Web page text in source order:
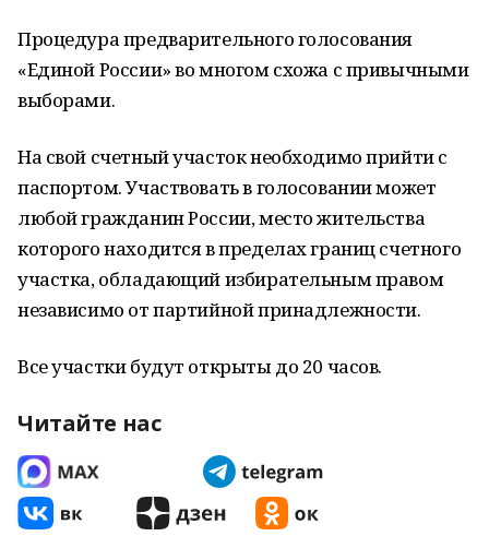
Процедура предварительного голосования
«Единой России» во многом схожа с привычными
выборами.
На свой счетный участок необходимо прийти с
паспортом. Участвовать в голосовании может
любой гражданин России, место жительства
которого находится в пределах границ счетного
участка, обладающий избирательным правом
независимо от партийной принадлежности.
Все участки будут открыты до 20 часов.
Читайте нас